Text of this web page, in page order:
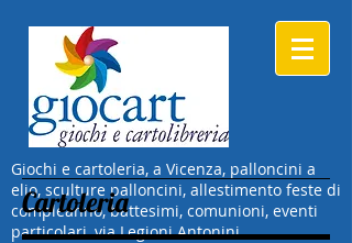
Giochi e cartoleria, a Vicenza, palloncini a
elio, sculture palloncini, allestimento feste di
compleanno, battesimi, comunioni, eventi
particolari, via Legioni Antonini
Cartoleria